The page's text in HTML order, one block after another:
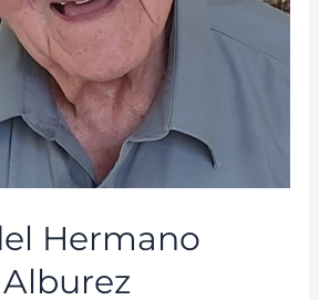
Hermano